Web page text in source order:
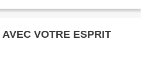
VOTRE ESPRIT